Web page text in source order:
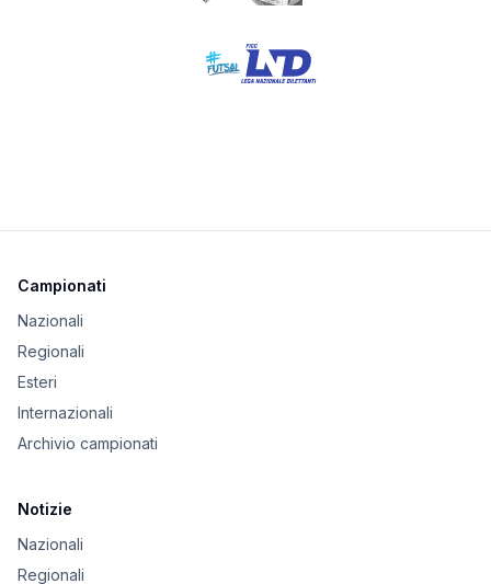
Campionati
Nazionali
Regionali
Esteri
Internazionali
Archivio campionati
Notizie
Nazionali
Regionali